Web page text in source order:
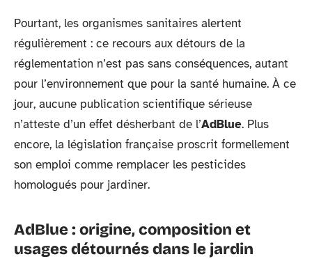
Pourtant, les organismes sanitaires alertent
régulièrement : ce recours aux détours de la
réglementation n’est pas sans conséquences, autant
pour l’environnement que pour la santé humaine. À ce
jour, aucune publication scientifique sérieuse
n’atteste d’un effet désherbant de l’AdBlue. Plus
encore, la législation française proscrit formellement
son emploi comme remplacer les pesticides
homologués pour jardiner.
AdBlue : origine, composition et
usages détournés dans le jardin